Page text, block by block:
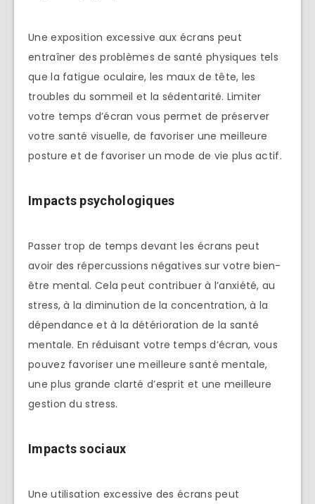
Une exposition excessive aux écrans peut
entraîner des problèmes de santé physiques tels
que la fatigue oculaire, les maux de tête, les
troubles du sommeil et la sédentarité. Limiter
votre temps d’écran vous permet de préserver
votre santé visuelle, de favoriser une meilleure
posture et de favoriser un mode de vie plus actif.
Impacts psychologiques
Passer trop de temps devant les écrans peut
avoir des répercussions négatives sur votre bien-
être mental. Cela peut contribuer à l’anxiété, au
stress, à la diminution de la concentration, à la
dépendance et à la détérioration de la santé
mentale. En réduisant votre temps d’écran, vous
pouvez favoriser une meilleure santé mentale,
une plus grande clarté d’esprit et une meilleure
gestion du stress.
Impacts sociaux
Une utilisation excessive des écrans peut